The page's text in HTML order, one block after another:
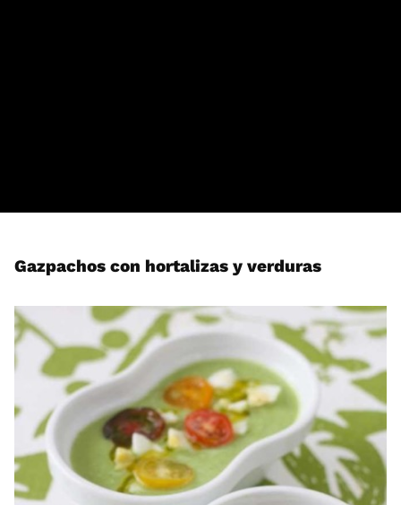
Gazpachos con hortalizas y verduras